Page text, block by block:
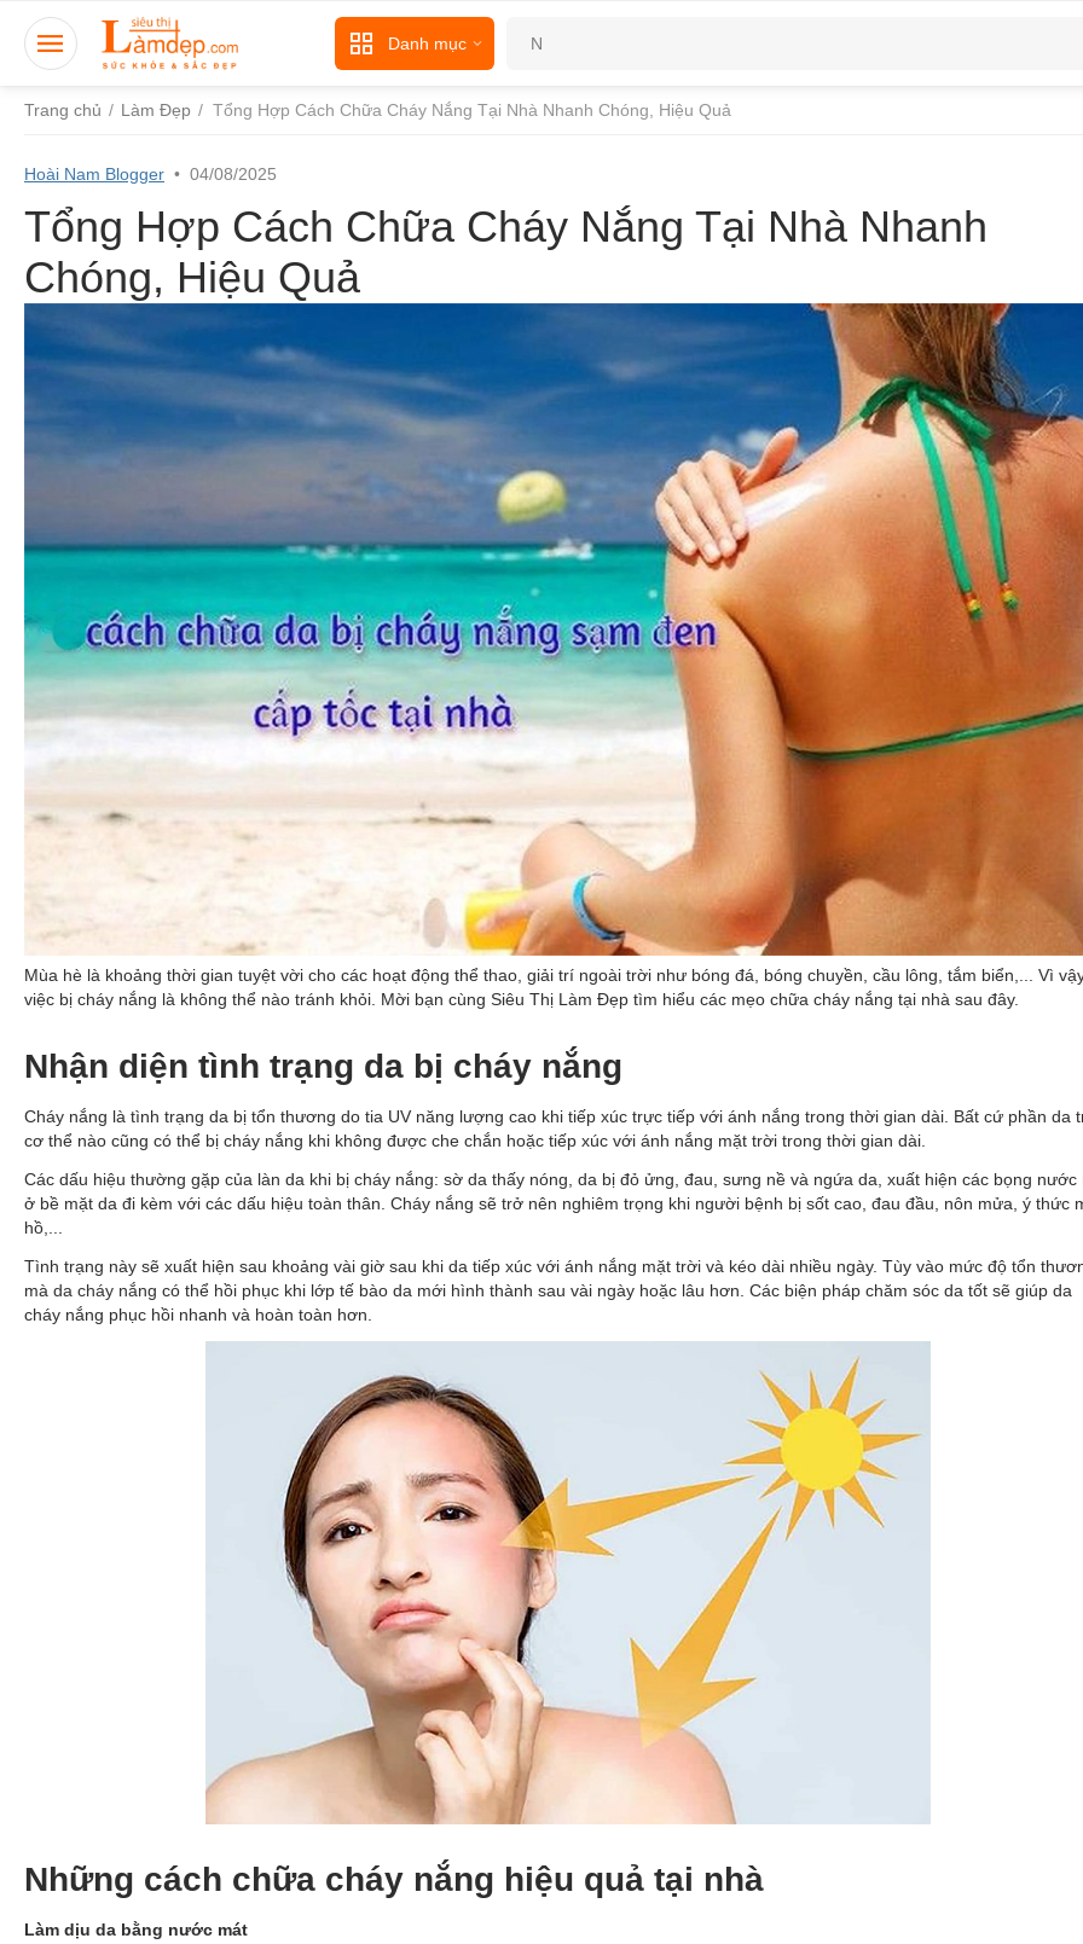
Danh mục
Trang chủ / Làm Đẹp / Tổng Hợp Cách Chữa Cháy Nắng Tại Nhà Nhanh Chóng, Hiệu Quả
Hoài Nam Blogger • 04/08/2025
Tổng Hợp Cách Chữa Cháy Nắng Tại Nhà Nhanh
Chóng, Hiệu Quả
Mùa hè là khoảng thời gian tuyệt vời cho các hoạt động thể thao, giải trí ngoài trời như bóng đá, bóng chuyền, cầu lông, tắm biển,... Vì
việc bị cháy nắng là không thể nào tránh khỏi. Mời bạn cùng Siêu Thị Làm Đẹp tìm hiểu các mẹo chữa cháy nắng tại nhà sau đây.
Nhận diện tình trạng da bị cháy nắng
Cháy nắng là tình trạng da bị tổn thương do tia UV năng lượng cao khi tiếp xúc trực tiếp với ánh nắng trong thời gian dài. Bất cứ phần da
cơ thể nào cũng có thể bị cháy nắng khi không được che chắn hoặc tiếp xúc với ánh nắng mặt trời trong thời gian dài.
Các dấu hiệu thường gặp của làn da khi bị cháy nắng: sờ da thấy nóng, da bị đỏ ửng, đau, sưng nề và ngứa da, xuất hiện các bọng nước
ở bề mặt da đi kèm với các dấu hiệu toàn thân. Cháy nắng sẽ trở nên nghiêm trọng khi người bệnh bị sốt cao, đau đầu, nôn mửa, ý thức
hồ,...
Tình trạng này sẽ xuất hiện sau khoảng vài giờ sau khi da tiếp xúc với ánh nắng mặt trời và kéo dài nhiều ngày. Tùy vào mức độ tổn
mà da cháy nắng có thể hồi phục khi lớp tế bào da mới hình thành sau vài ngày hoặc lâu hơn. Các biện pháp chăm sóc da tốt sẽ giúp da
cháy nắng phục hồi nhanh và hoàn toàn hơn.
Những cách chữa cháy nắng hiệu quả tại nhà
Làm dịu da bằng nước mát